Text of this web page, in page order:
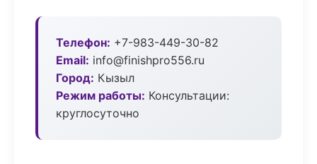
Телефон: +7-983-449-30-82
Email: info@finishpro556.ru
Город: Кызыл
Режим работы: Консультации:
круглосуточно